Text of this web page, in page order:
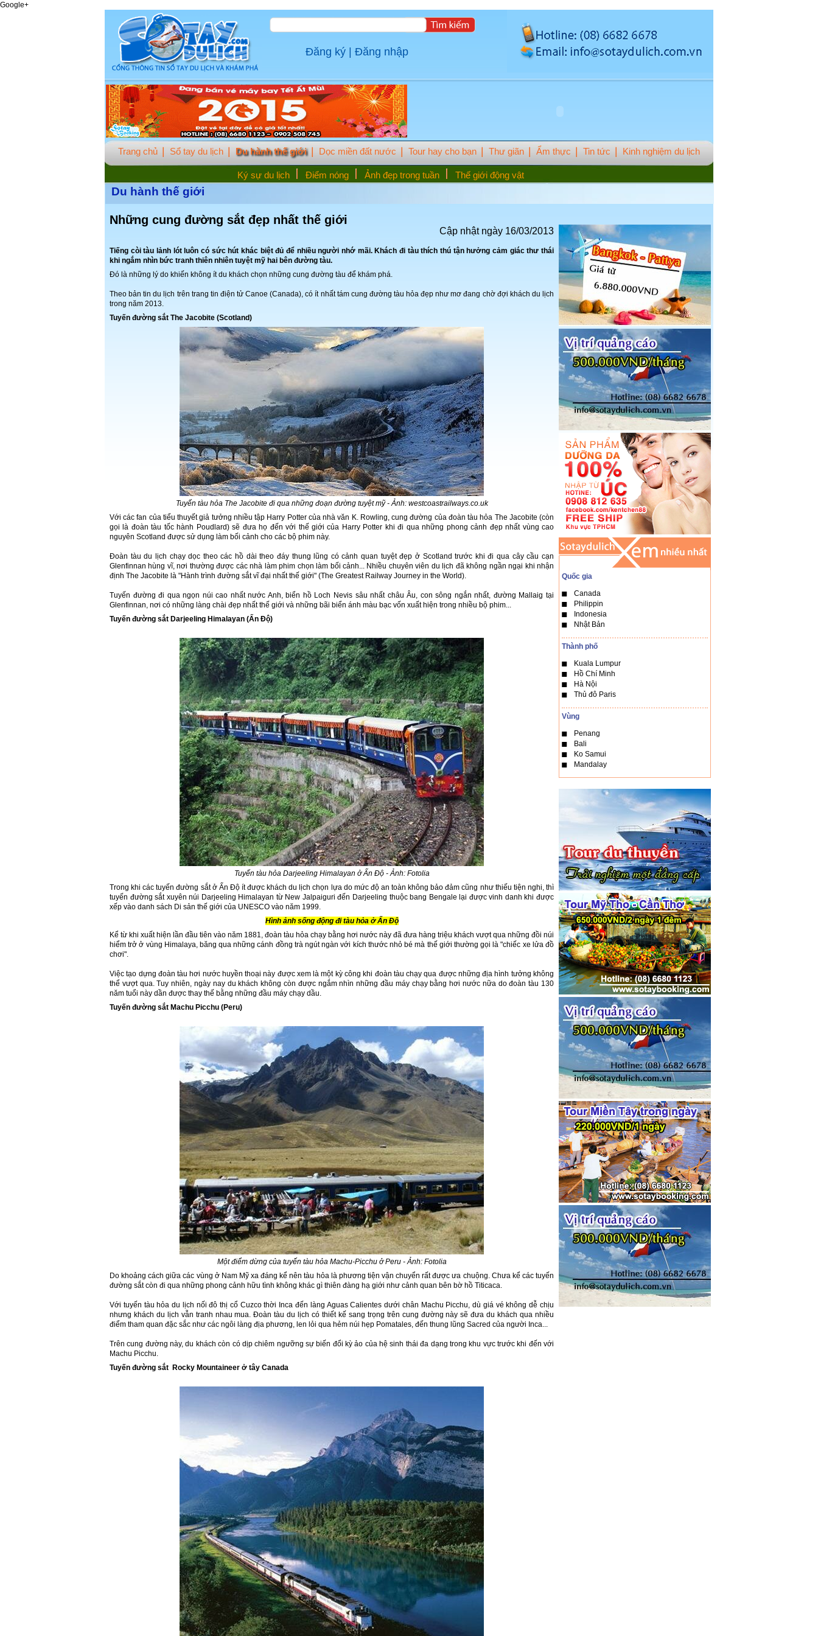
Google+
Đăng ký Đăng nhập
Trang chủ Sổ tay du lịch Du hành thế giới
Ký sự du lịch Điểm nóng Ảnh đẹp trong tuần Thế giới động vật
Dọc miền đất nước Tour hay cho bạn Thư giãn Ẩm thực Tin tức Kinh nghiệm du lịch
Du hành thế giới
Những cung đường sắt đẹp nhất thế giới
Cập nhật ngày 16/03/2013
Tiếng còi tàu lảnh lót luôn có sức hút khác biệt đủ để nhiều người nhớ mãi. Khách đi tàu thích thú tận hưởng cảm giác thư thái
khi ngắm nhìn bức tranh thiên nhiên tuyệt mỹ hai bên đường tàu.
Đó là những lý do khiến không ít du khách chọn những cung đường tàu để khám phá.
Theo bản tin du lịch trên trang tin điện tử Canoe (Canada), có ít nhất tám cung đường tàu hỏa đẹp như mơ đang chờ đợi khách du lịch
trong năm 2013.
Tuyến đường sắt The Jacobite (Scotland)
Tuyến tàu hỏa The Jacobite đi qua những đoạn đường tuyệt mỹ - Ảnh: westcoastrailways.co.uk
Với các fan của tiểu thuyết giả tưởng nhiều tập Harry Potter của nhà văn K. Rowling, cung đường của đoàn tàu hỏa The Jacobite (còn
gọi là đoàn tàu tốc hành Poudlard) sẽ đưa họ đến với thế giới của Harry Potter khi đi qua những phong cảnh đẹp nhất vùng cao
nguyên Scotland được sử dụng làm bối cảnh cho các bộ phim này.
Đoàn tàu du lịch chạy dọc theo các hồ dài theo đáy thung lũng có cảnh quan tuyệt đẹp ở Scotland trước khi đi qua cây cầu cạn
Glenfinnan hùng vĩ, nơi thường được các nhà làm phim chọn làm bối cảnh... Nhiều chuyên viên du lịch đã không ngần ngại khi nhận
định The Jacobite là "Hành trình đường sắt vĩ đại nhất thế giới" (The Greatest Railway Journey in the World).
Tuyến đường đi qua ngọn núi cao nhất nước Anh, biển hồ Loch Nevis sâu nhất châu Âu, con sông ngắn nhất, đường Mallaig tại
Glenfinnan, nơi có những làng chài đẹp nhất thế giới và những bãi biển ánh màu bạc vốn xuất hiện trong nhiều bộ phim...
Tuyến đường sắt Darjeeling Himalayan (Ấn Độ)
Tuyến tàu hỏa Darjeeling Himalayan ở Ấn Độ - Ảnh: Fotolia
Trong khi các tuyến đường sắt ở Ấn Độ ít được khách du lịch chọn lựa do mức độ an toàn không bảo đảm cũng như thiếu tiện nghi, thì
tuyến đường sắt xuyên núi Darjeeling Himalayan từ New Jalpaiguri đến Darjeeling thuộc bang Bengale lại được vinh danh khi được
xếp vào danh sách Di sản thế giới của UNESCO vào năm 1999.
Hình ảnh sống động đi tàu hỏa ở Ấn Độ
Kể từ khi xuất hiện lần đầu tiên vào năm 1881, đoàn tàu hỏa chạy bằng hơi nước này đã đưa hàng triệu khách vượt qua những đồi núi
hiểm trở ở vùng Himalaya, băng qua những cánh đồng trà ngút ngàn với kích thước nhỏ bé mà thế giới thường gọi là "chiếc xe lửa đồ
chơi".
Việc tạo dựng đoàn tàu hơi nước huyền thoại này được xem là một kỳ công khi đoàn tàu chạy qua được những địa hình tưởng không
thể vượt qua. Tuy nhiên, ngày nay du khách không còn được ngắm nhìn những đầu máy chạy bằng hơi nước nữa do đoàn tàu 130
năm tuổi này dần được thay thế bằng những đầu máy chạy dầu.
Tuyến đường sắt Machu Picchu (Peru)
Một điểm dừng của tuyến tàu hỏa Machu-Picchu ở Peru - Ảnh: Fotolia
Do khoảng cách giữa các vùng ở Nam Mỹ xa đáng kể nên tàu hỏa là phương tiện vận chuyển rất được ưa chuộng. Chưa kể các tuyến
đường sắt còn đi qua những phong cảnh hữu tình không khác gì thiên đàng hạ giới như cảnh quan bên bờ hồ Titicaca.
Với tuyến tàu hỏa du lịch nối đô thị cổ Cuzco thời Inca đến làng Aguas Calientes dưới chân Machu Picchu, dù giá vé không dễ chịu
nhưng khách du lịch vẫn tranh nhau mua. Đoàn tàu du lịch có thiết kế sang trọng trên cung đường này sẽ đưa du khách qua nhiều
điểm tham quan đặc sắc như các ngôi làng địa phương, len lỏi qua hẻm núi hẹp Pomatales, đến thung lũng Sacred của người Inca...
Trên cung đường này, du khách còn có dịp chiêm ngưỡng sự biến đổi kỳ ảo của hệ sinh thái đa dạng trong khu vực trước khi đến với
Machu Picchu.
Tuyến đường sắt Rocky Mountaineer ở tây Canada
Quốc gia
Canada
Philippin
Indonesia
Nhật Bản
Thành phố
Kuala Lumpur
Hồ Chí Minh
Hà Nội
Thủ đô Paris
Vùng
Penang
Bali
Ko Samui
Mandalay